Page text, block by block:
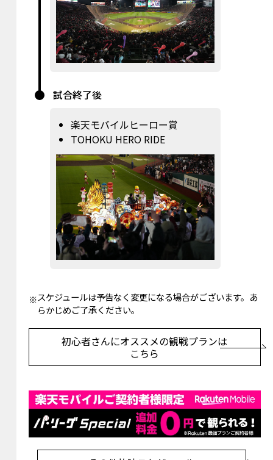
試合終了後
楽天モバイルヒーロー賞
TOHOKU HERO RIDE
スケジュールは予告なく変更になる場合がございます。あ
らかじめご了承ください。
初心者さんにオススメの観戦プランは
こちら